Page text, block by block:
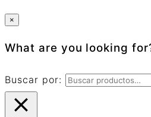
×
What are you looking
Buscar por: